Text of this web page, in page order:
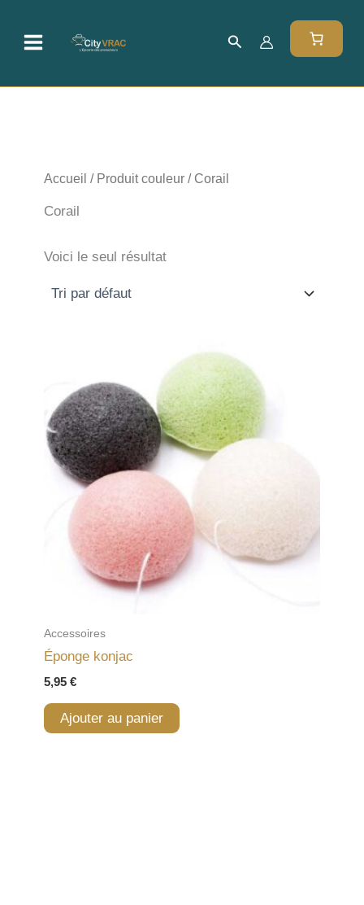
contenu
Rechercher
Accueil / Produit couleur / Corail
Corail
Voici le seul résultat
Accessoires
Éponge konjac
5,95 €
Ajouter au panier